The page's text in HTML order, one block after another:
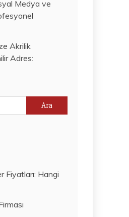
Medya ve
Akrilik
Adres:
Fiyatları: Hangi